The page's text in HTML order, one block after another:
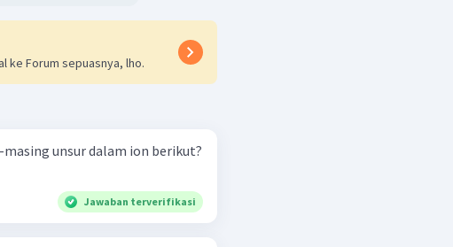
ke Forum sepuasnya, lho.
unsur dalam ion berikut?
Jawaban terverifikasi